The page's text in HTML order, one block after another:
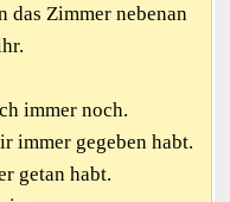
das Zimmer nebenan
immer noch.
immer gegeben habt.
getan habt.